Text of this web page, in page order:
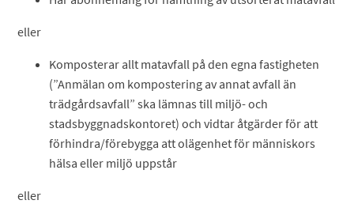
eller
Komposterar allt matavfall på den egna fastigheten
(”Anmälan om kompostering av annat avfall än
trädgårdsavfall” ska lämnas till miljö- och
stadsbyggnadskontoret) och vidtar åtgärder för att
förhindra/förebygga att olägenhet för människors
hälsa eller miljö uppstår
eller